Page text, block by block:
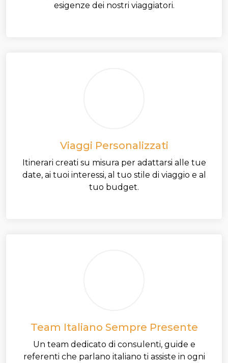
esigenze dei nostri viaggiatori.
Viaggi Personalizzati
Itinerari creati su misura per adattarsi alle tue
date, ai tuoi interessi, al tuo stile di viaggio e al
tuo budget.
Team Italiano Sempre Presente
Un team dedicato di consulenti, guide e
referenti che parlano italiano ti assiste in ogni